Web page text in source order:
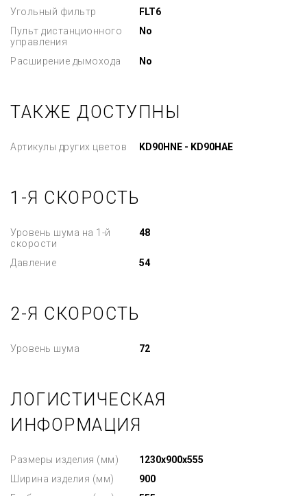
Угольный фильтр
FLT6
Пульт дистанционного
управления
No
Расширение дымохода No
ТАКЖЕ ДОСТУПНЫ
Артикулы других цветов KD90HNE - KD90HAE
1-Я СКОРОСТЬ
Уровень шума на 1-й
скорости
48
Давление 54
2-Я СКОРОСТЬ
Уровень шума 72
ЛОГИСТИЧЕСКАЯ
ИНФОРМАЦИЯ
Размеры изделия (мм)
1230x900x555
Ширина изделия (мм)
900